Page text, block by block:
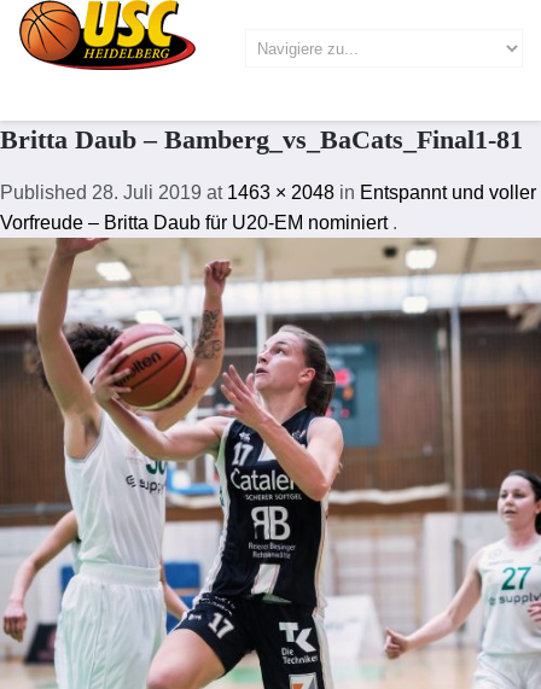
Britta Daub – Bamberg_vs_BaCats_Final1-81
Published 28. Juli 2019 at 1463 × 2048 in Entspannt und voller
Vorfreude – Britta Daub für U20-EM nominiert .